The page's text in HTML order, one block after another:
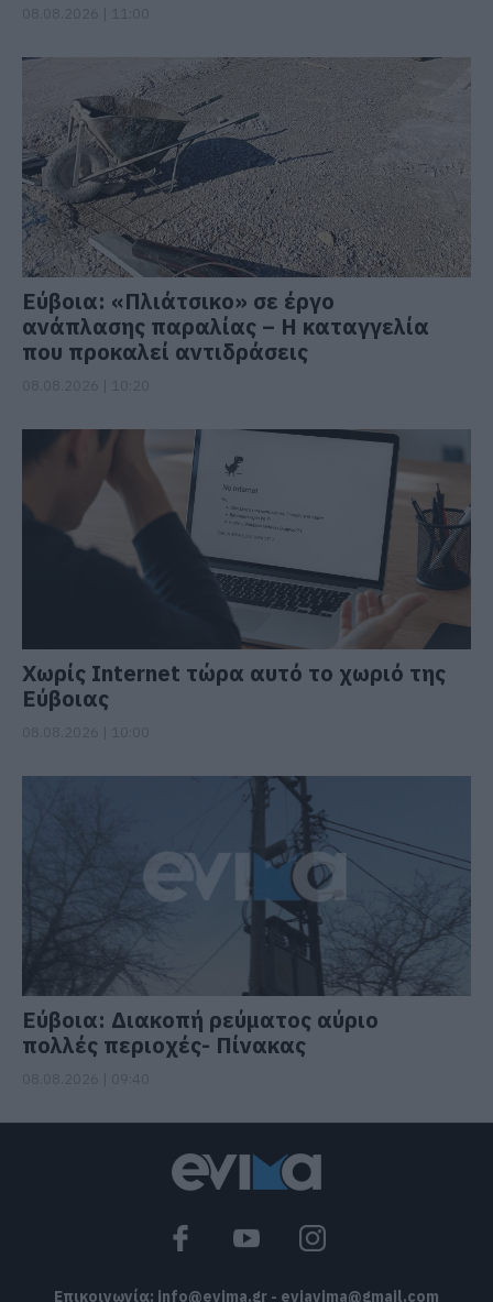
Εύβοια: «Πλιάτσικο» σε έργο
ανάπλασης παραλίας – Η καταγγελία
που προκαλεί αντιδράσεις
Χωρίς Internet τώρα αυτό το χωριό της
Εύβοιας
Εύβοια: Διακοπή ρεύματος αύριο
πολλές περιοχές- Πίνακας
Επικοινωνία: info@evima.gr - eviavima@gmail.com